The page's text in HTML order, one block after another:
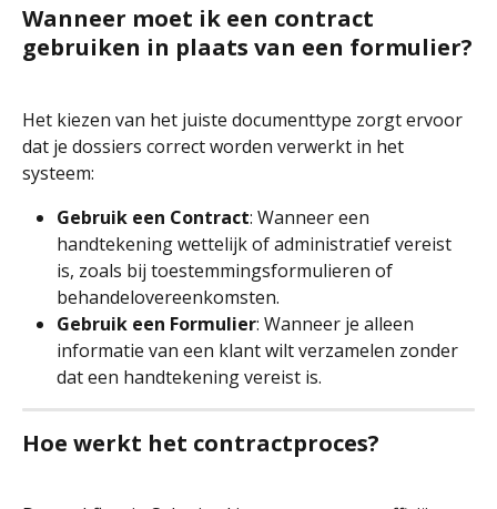
Wanneer moet ik een contract
gebruiken in plaats van een formulier?
Het kiezen van het juiste documenttype zorgt ervoor
dat je dossiers correct worden verwerkt in het
systeem:
Gebruik een Contract: Wanneer een
handtekening wettelijk of administratief vereist
is, zoals bij toestemmingsformulieren of
behandelovereenkomsten.
Gebruik een Formulier: Wanneer je alleen
informatie van een klant wilt verzamelen zonder
dat een handtekening vereist is.
Hoe werkt het contractproces?